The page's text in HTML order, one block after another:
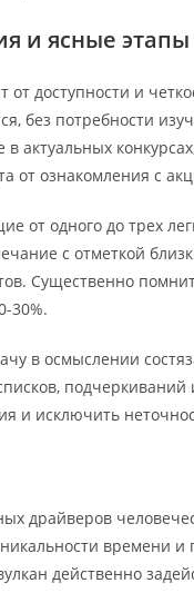
и ясные этапы
доступности и
без потребности
от ознакомления с
от одного до трех
с отметкой
Существенно
30%.
в осмыслении
подчеркиваний
и исключить
драйверов
времени и
действенно